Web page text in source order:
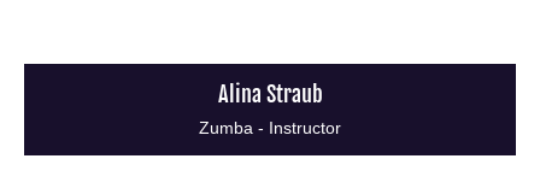
Alina Straub
Zumba - Instructor